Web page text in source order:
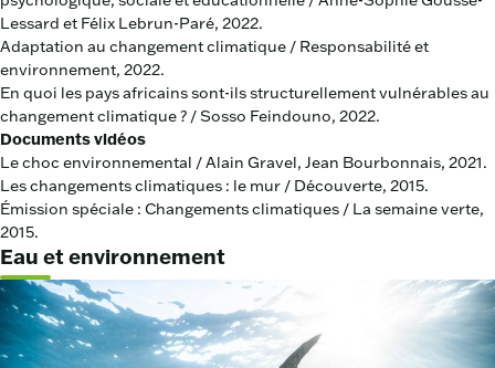
Lessard et Félix Lebrun-Paré, 2022.
Adaptation au changement climatique / Responsabilité et
environnement, 2022.
En quoi les pays africains sont-ils structurellement vulnérables au
changement climatique ? / Sosso Feindouno, 2022.
Documents vidéos
Le choc environnemental / Alain Gravel, Jean Bourbonnais, 2021.
Les changements climatiques : le mur / Découverte, 2015.
Émission spéciale : Changements climatiques / La semaine verte,
2015.
Eau et environnement